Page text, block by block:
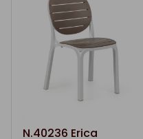
N.40236 Erica